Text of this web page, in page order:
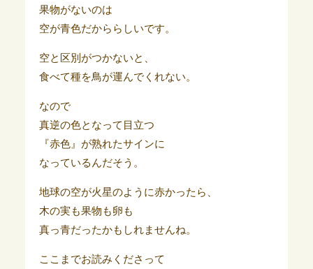
果物がないのは
空が青色だかららしいです。
空と区別がつかないと、
食べて種を鳥が運んでくれない。
なので
真逆の色となって目立つ
『赤色』が熟れたサインに
なっているんだそう。
地球の空が火星のように赤かったら、
木の実も果物も卵も
真っ青だったかもしれませんね。
ここまでお読みくださって